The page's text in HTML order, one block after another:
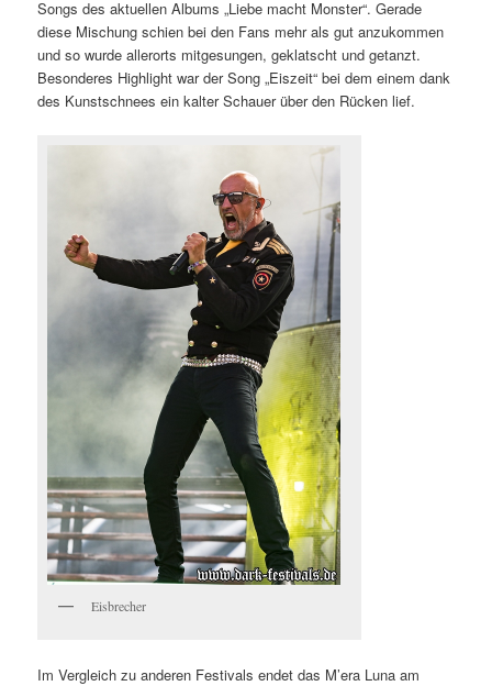
Songs des aktuellen Albums „Liebe macht Monster“. Gerade
diese Mischung schien bei den Fans mehr als gut anzukommen
und so wurde allerorts mitgesungen, geklatscht und getanzt.
Besonderes Highlight war der Song „Eiszeit“ bei dem einem dank
des Kunstschnees ein kalter Schauer über den Rücken lief.
Eisbrecher
Im Vergleich zu anderen Festivals endet das M’era Luna am